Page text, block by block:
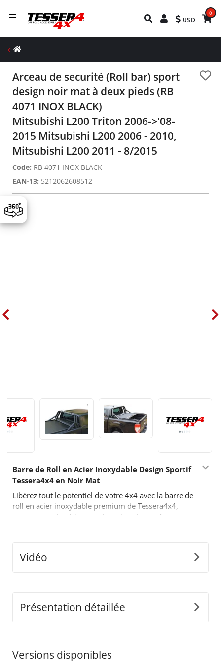
USD
0
Arceau de securité (Roll bar) sport
design noir mat à deux pieds (RB
4071 INOX BLACK)
Mitsubishi L200 Triton 2006->'08-
2015 Mitsubishi L200 2006 - 2010,
Mitsubishi L200 2011 - 8/2015
Code: RB 4071 INOX BLACK
EAN-13: 5212062608512
Barre de Roll en Acier Inoxydable Design Sportif
Tessera4x4 en Noir Mat
Libérez tout le potentiel de votre 4x4 avec la barre de
roll en acier inoxydable premium de Tessera4x4,
conçue pour la résistance, le style et les performances.
Caractéristiques Principales :
cette barre de roll est conçue pour résister à des
conditions difficiles tout en offrant une apparence
détaché s'ajuste parfaitement aux dimensions de la
benne de votre camion, garantissant une installation
Vidéo
Présentation détaillée
Versions disponibles